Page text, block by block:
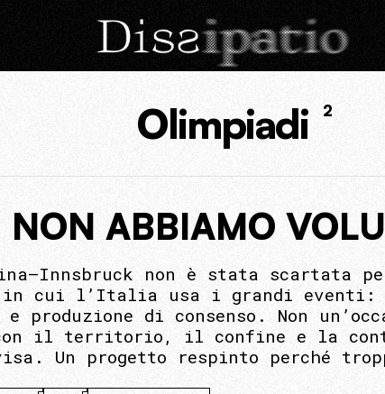
Olimpiadi 2
ABBIAMO
non è stata
cui l’Italia usa i grandi eventi:
produzione di consenso. Non
il territorio, il confine e la
Un progetto respinto perché